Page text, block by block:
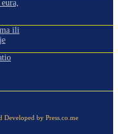
ili
Developed by Press.co.me